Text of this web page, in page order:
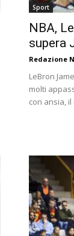
Sport
NBA,
supera
Redazione
LeBron
molti
con ansia, il